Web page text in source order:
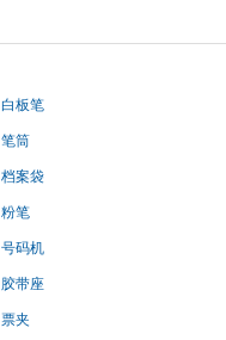
白板笔
笔筒
档案袋
粉笔
号码机
胶带座
票夹